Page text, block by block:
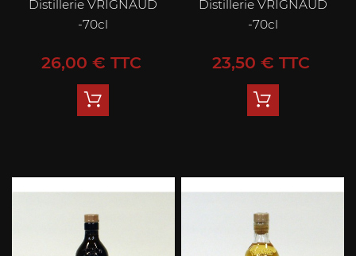
Distillerie VRIGNAUD
-70cl
Prix
26,00 € TTC
Distillerie VRIGNAUD
-70cl
Prix
23,50 € TTC